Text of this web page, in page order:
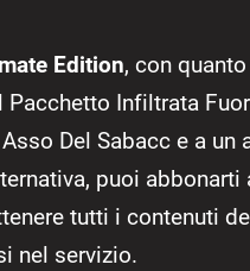
Edition, con
Pacchetto Infiltrata
Del Sabacc e a un
puoi abbonarti
tutti i contenuti
nel servizio.